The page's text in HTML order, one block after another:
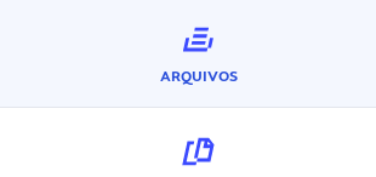
ARQUIVOS